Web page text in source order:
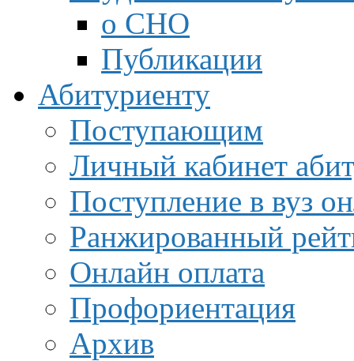
о СНО
Публикации
Абитуриенту
Поступающим
Личный кабинет
Поступление в вуз
Ранжированный
Онлайн оплата
Профориентация
Архив